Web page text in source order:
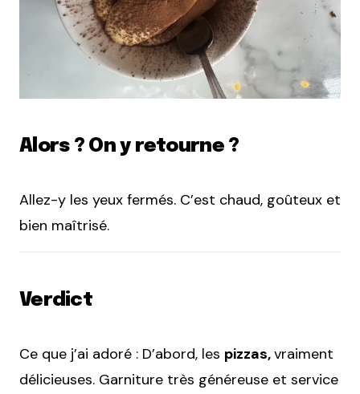
Alors ? On y retourne ?
Allez-y les yeux fermés. C’est chaud, goûteux et
bien maîtrisé.
Verdict
Ce que j’ai adoré : D’abord, les pizzas,vraiment
délicieuses. Garniture très généreuse et service